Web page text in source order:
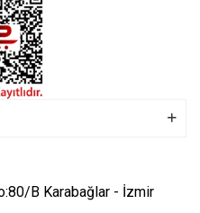
B Karabağlar - İzmir